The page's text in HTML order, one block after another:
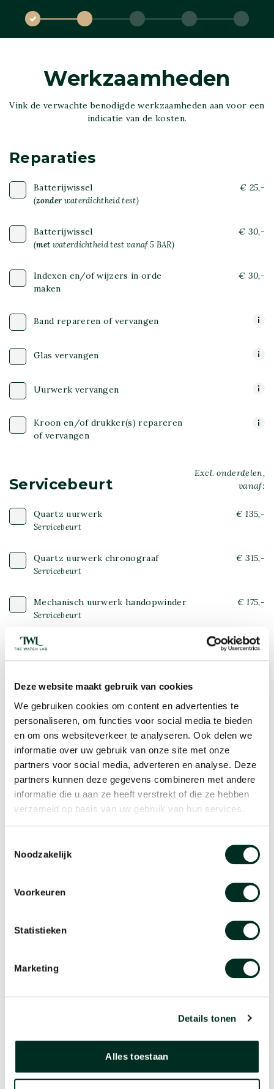
Deze website maakt gebruik van cookies
We gebruiken cookies om content en advertenties te
personaliseren, om functies voor social media te bieden
en om ons websiteverkeer te analyseren. Ook delen we
informatie over uw gebruik van onze site met onze
partners voor social media, adverteren en analyse. Deze
partners kunnen deze gegevens combineren met andere
informatie die u aan ze heeft verstrekt of die ze hebben
verzameld op basis van uw gebruik van hun services.
Noodzakelijk
Voorkeuren
Statistieken
Marketing
Details tonen
Alles toestaan
Werkzaamheden
Vink de verwachte benodigde werkzaamheden aan voor een
indicatie van de kosten.
Reparaties
Batterijwissel
(zonder waterdichtheid test)
€ 25,-
Batterijwissel
(met waterdichtheid test vanaf 5 BAR)
€ 30,-
Indexen en/of wijzers in orde
maken
€ 30,-
Band repareren of vervangen
Glas vervangen
Uurwerk vervangen
Kroon en/of drukker(s) repareren
of vervangen
Servicebeurt
Excl. onderdelen,
vanaf:
Quartz uurwerk
Servicebeurt
€ 135,-
Quartz uurwerk chronograaf
Servicebeurt
€ 315,-
Mechanisch uurwerk handopwinder
Servicebeurt
€ 175,-
Mechanisch uurwerk automaat
Servicebeurt
€ 225,-
Mechanisch uurwerk chronograaf
Servicebeurt
Wijzerplaat opmaken € 500,-
Polijsten van de band en/of kast
(goud, staal, platinum)
€ 50,-
Een goede omschrijving van uw verwachtingen helpt onze
horlogemakers enorm.
Stel uw vraag
Heeft u ook een vraag voor het team van The Watch Lab, stel